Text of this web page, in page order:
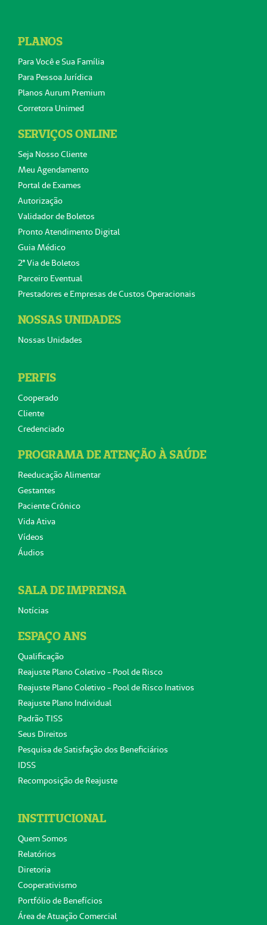
PLANOS
Para Você e Sua Família
Para Pessoa Jurídica
Planos Aurum Premium
Corretora Unimed
SERVIÇOS ONLINE
Seja Nosso Cliente
Meu Agendamento
Portal de Exames
Autorização
Validador de Boletos
Pronto Atendimento Digital
Guia Médico
2ª Via de Boletos
Parceiro Eventual
Prestadores e Empresas de Custos Operacionais
NOSSAS UNIDADES
Nossas Unidades
PERFIS
Cooperado
Cliente
Credenciado
PROGRAMA DE ATENÇÃO À SAÚDE
Reeducação Alimentar
Gestantes
Paciente Crônico
Vida Ativa
Vídeos
Áudios
SALA DE IMPRENSA
Notícias
ESPAÇO ANS
Qualificação
Reajuste Plano Coletivo - Pool de Risco
Reajuste Plano Coletivo - Pool de Risco Inativos
Reajuste Plano Individual
Padrão TISS
Seus Direitos
Pesquisa de Satisfação dos Beneficiários
IDSS
Recomposição de Reajuste
INSTITUCIONAL
Quem Somos
Relatórios
Diretoria
Cooperativismo
Portfólio de Benefícios
Área de Atuação Comercial